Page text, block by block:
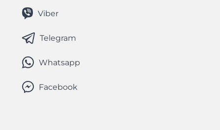
Viber
Telegram
Whatsapp
Facebook